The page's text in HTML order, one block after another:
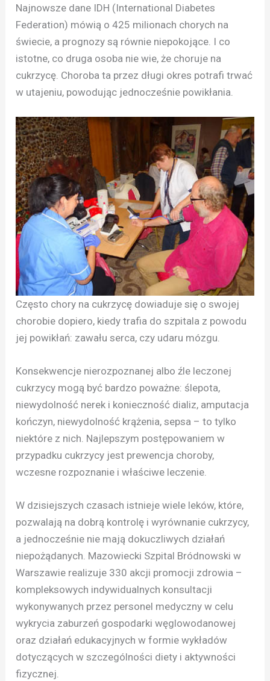
Najnowsze dane IDH (International Diabetes
Federation) mówią o 425 milionach chorych na
świecie, a prognozy są równie niepokojące. I co
istotne, co druga osoba nie wie, że choruje na
cukrzycę. Choroba ta przez długi okres potrafi trwać
w utajeniu, powodując jednocześnie powikłania.
Często chory na cukrzycę dowiaduje się o swojej
chorobie dopiero, kiedy trafia do szpitala z powodu
jej powikłań: zawału serca, czy udaru mózgu.
Konsekwencje nierozpoznanej albo źle leczonej
cukrzycy mogą być bardzo poważne: ślepota,
niewydolność nerek i konieczność dializ, amputacja
kończyn, niewydolność krążenia, sepsa – to tylko
niektóre z nich. Najlepszym postępowaniem w
przypadku cukrzycy jest prewencja choroby,
wczesne rozpoznanie i właściwe leczenie.
W dzisiejszych czasach istnieje wiele leków, które,
pozwalają na dobrą kontrolę i wyrównanie cukrzycy,
a jednocześnie nie mają dokuczliwych działań
niepożądanych. Mazowiecki Szpital Bródnowski w
Warszawie realizuje 330 akcji promocji zdrowia –
kompleksowych indywidualnych konsultacji
wykonywanych przez personel medyczny w celu
wykrycia zaburzeń gospodarki węglowodanowej
oraz działań edukacyjnych w formie wykładów
dotyczących w szczególności diety i aktywności
fizycznej.